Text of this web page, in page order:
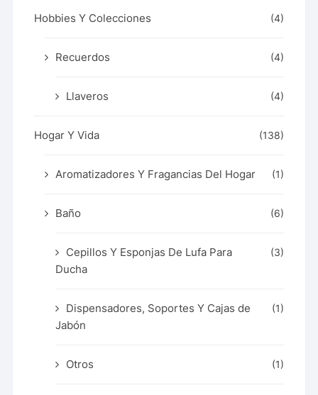
Hobbies Y Colecciones (4)
Recuerdos (4)
Llaveros (4)
Hogar Y Vida (138)
Aromatizadores Y Fragancias Del Hogar (1)
Baño (6)
Cepillos Y Esponjas De Lufa Para
Ducha
(3)
Dispensadores, Soportes Y Cajas de
Jabón
(1)
Otros (1)